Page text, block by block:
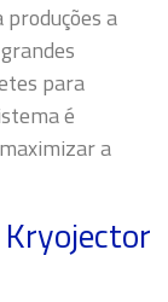
a
para
é
a